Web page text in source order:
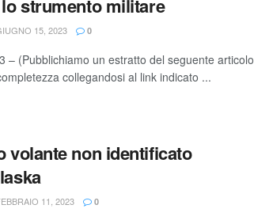
strumento militare
15, 2023 0
– (Pubblichiamo un estratto del seguente articolo
collegandosi al link indicato ...
volante non identificato
11, 2023 0